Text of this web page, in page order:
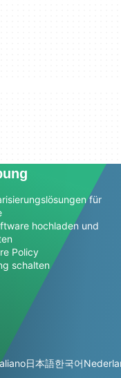
für
hochladen und
Policy
schalten
日本語한국어